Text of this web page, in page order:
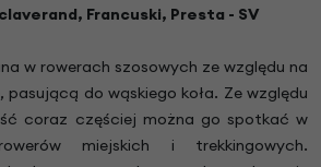
Francuski, Presta - SV
w rowerach szosowych ze względu na
pasującą do wąskiego koła. Ze względu
coraz częściej można go spotkać w
miejskich i trekkingowych.